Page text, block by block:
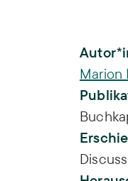
Marion